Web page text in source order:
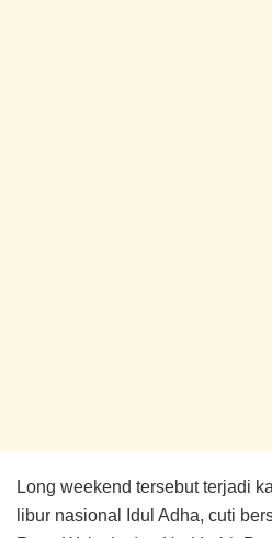
Long weekend tersebut terjadi
libur nasional Idul Adha, cuti